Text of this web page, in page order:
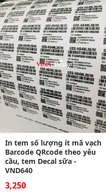
In tem số lượng ít mã vạch
Barcode QRcode theo yêu
cầu, tem Decal sữa -
VND640
3,250